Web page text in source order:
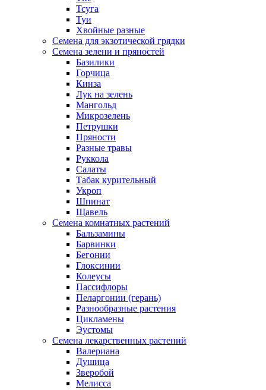
Тсуга
Туи
Хвойные разные
Семена для экзотической грядки
Семена зелени и пряностей
Базилики
Горчица
Кинза
Лук на зелень
Мангольд
Микрозелень
Петрушки
Пряности
Разные травы
Руккола
Салаты
Табак курительный
Укроп
Шпинат
Щавель
Семена комнатных растений
Бальзамины
Барвинки
Бегонии
Глоксинии
Колеусы
Пассифлоры
Пеларгонии (герань)
Разнообразные растения
Цикламены
Эустомы
Семена лекарственных растений
Валериана
Душица
Зверобой
Мелисса